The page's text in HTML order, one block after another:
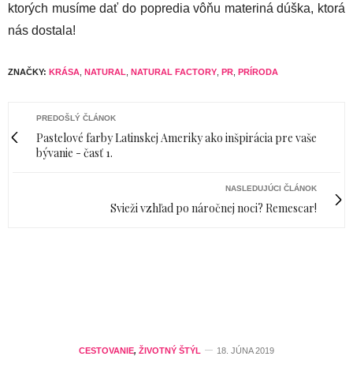
ktorých musíme dať do popredia vôňu materiná dúška, ktorá
nás dostala!
ZNAČKY: KRÁSA NATURAL NATURAL FACTORY PR PRÍRODA
PREDOŠLÝ ČLÁNOK
Pastelové farby Latinskej Ameriky ako inšpirácia pre vaše
bývanie - časť 1.
NASLEDUJÚCI ČLÁNOK
Svieži vzhľad po náročnej noci? Remescar!
CESTOVANIE, ŽIVOTNÝ ŠTÝL 18. JÚNA 2019